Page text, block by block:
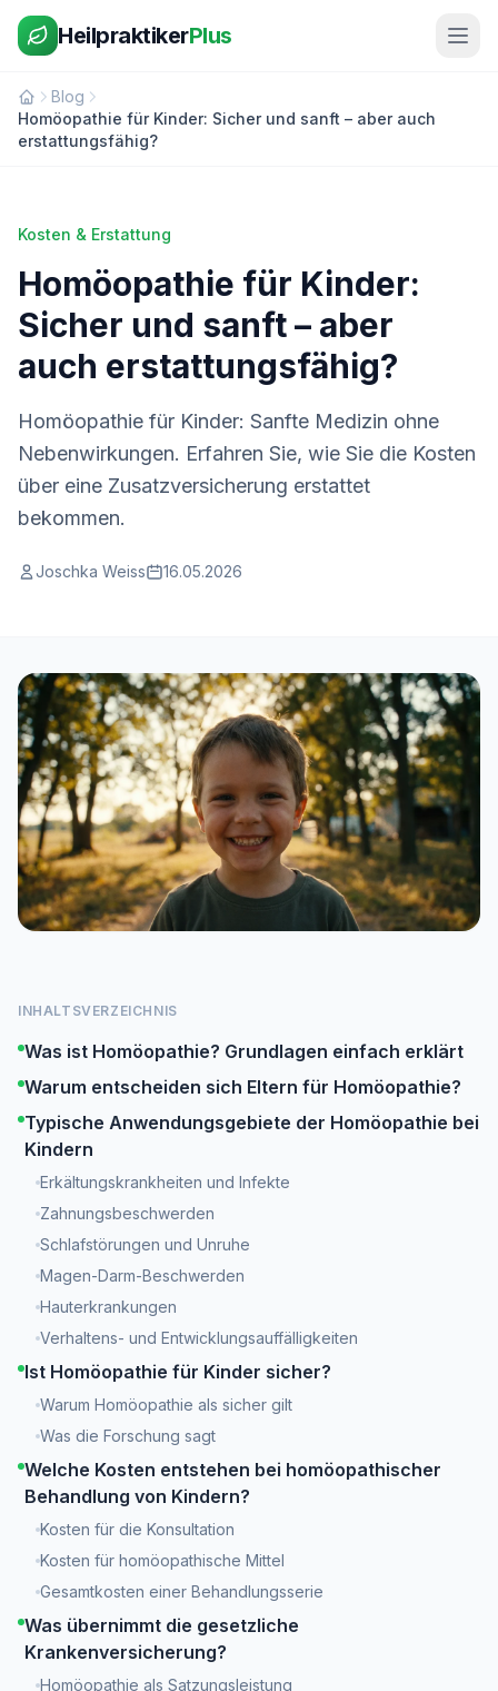
HeilpraktikerPlus
Blog
Homöopathie für Kinder: Sicher und sanft – aber auch
erstattungsfähig?
Kosten & Erstattung
Homöopathie für Kinder:
Sicher und sanft – aber
auch erstattungsfähig?
Homöopathie für Kinder: Sanfte Medizin ohne
Nebenwirkungen. Erfahren Sie, wie Sie die Kosten
über eine Zusatzversicherung erstattet
bekommen.
Joschka Weiss 16.05.2026
INHALTSVERZEICHNIS
Was ist Homöopathie? Grundlagen einfach erklärt
Warum entscheiden sich Eltern für Homöopathie?
Typische Anwendungsgebiete der Homöopathie bei
Kindern
Erkältungskrankheiten und Infekte
Zahnungsbeschwerden
Schlafstörungen und Unruhe
Magen-Darm-Beschwerden
Hauterkrankungen
Verhaltens- und Entwicklungsauffälligkeiten
Ist Homöopathie für Kinder sicher?
Warum Homöopathie als sicher gilt
Was die Forschung sagt
Welche Kosten entstehen bei homöopathischer
Behandlung von Kindern?
Kosten für die Konsultation
Kosten für homöopathische Mittel
Gesamtkosten einer Behandlungsserie
Was übernimmt die gesetzliche
Krankenversicherung?
Homöopathie als Satzungsleistung